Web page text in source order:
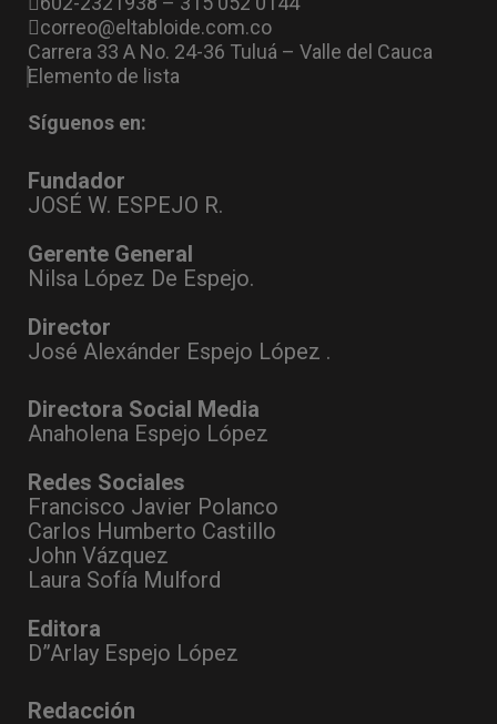
correo@eltabloide.com.co
Carrera 33 A No. 24-36 Tuluá – Valle del Cauca
Elemento de lista
Síguenos en:
Fundador
JOSÉ W. ESPEJO R.
Gerente General
Nilsa López De Espejo.
Director
José Alexánder Espejo López .
Directora Social Media
Anaholena Espejo López
Redes Sociales
Francisco Javier Polanco
Carlos Humberto Castillo
John Vázquez
Laura Sofía Mulford
Editora
D”Arlay Espejo López
Redacción